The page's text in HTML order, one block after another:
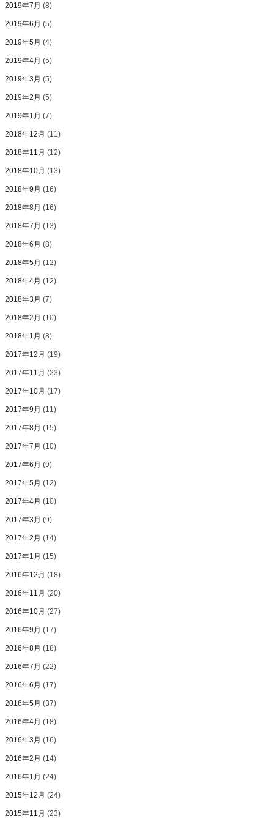
2019年7月 (8)
2019年6月 (5)
2019年5月 (4)
2019年4月 (5)
2019年3月 (5)
2019年2月 (5)
2019年1月 (7)
2018年12月 (11)
2018年11月 (12)
2018年10月 (13)
2018年9月 (16)
2018年8月 (16)
2018年7月 (13)
2018年6月 (8)
2018年5月 (12)
2018年4月 (12)
2018年3月 (7)
2018年2月 (10)
2018年1月 (8)
2017年12月 (19)
2017年11月 (23)
2017年10月 (17)
2017年9月 (11)
2017年8月 (15)
2017年7月 (10)
2017年6月 (9)
2017年5月 (12)
2017年4月 (10)
2017年3月 (9)
2017年2月 (14)
2017年1月 (15)
2016年12月 (18)
2016年11月 (20)
2016年10月 (27)
2016年9月 (17)
2016年8月 (18)
2016年7月 (22)
2016年6月 (17)
2016年5月 (37)
2016年4月 (18)
2016年3月 (16)
2016年2月 (14)
2016年1月 (24)
2015年12月 (24)
2015年11月 (23)